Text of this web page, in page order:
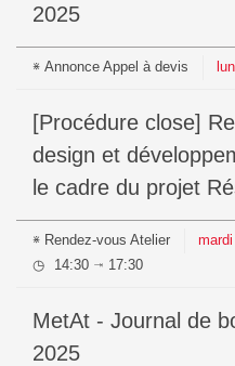
2025
Annonce Appel à devis
[Procédure close] Recherche prestataire en
design et
le cadre du projet
Rendez-vous Atelier mardi
14:30 ⇥ 17:30
MetAt - Journal de bord du 9 septembre
2025